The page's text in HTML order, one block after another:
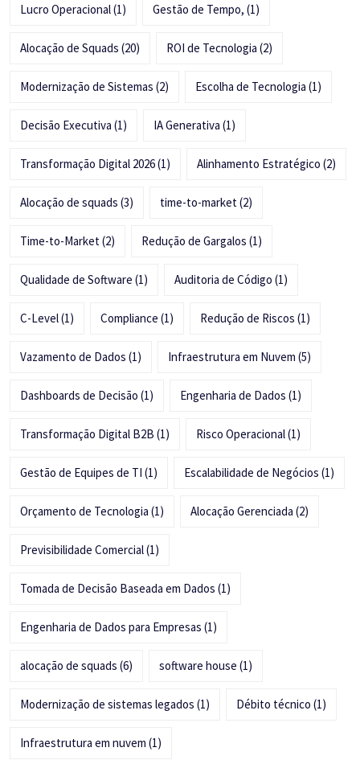
Lucro Operacional(1) Gestão de Tempo, (1)
Alocação de Squads (20) ROI de Tecnologia (2)
Modernização de Sistemas (2) Escolha de Tecnologia (1)
Decisão Executiva (1) IA Generativa (1)
Transformação Digital 2026(1) Alinhamento Estratégico (2)
Alocação de squads (3) time-to-market (2)
Time-to-Market (2) Redução de Gargalos (1)
Qualidade de Software (1) Auditoria de Código (1)
C-Level(1) Compliance (1) Redução de Riscos (1)
Vazamento de Dados (1) Infraestrutura em Nuvem (5)
Dashboards de Decisão (1) Engenharia de Dados (1)
Transformação Digital B2B (1) Risco Operacional(1)
Gestão de Equipes de TI (1) Escalabilidade de Negócios (1)
Orçamento de Tecnologia (1) Alocação Gerenciada (2)
Previsibilidade Comercial(1)
Tomada de Decisão Baseada em Dados (1)
Engenharia de Dados para Empresas (1)
alocação de squads (6) software house (1)
Modernização de sistemas legados (1) Débito técnico (1)
Infraestrutura em nuvem (1)